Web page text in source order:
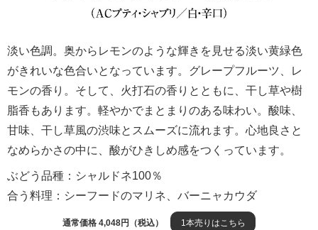
淡い色調。奥からレモンのような輝きを見せる淡い黄緑色
がきれいな色合いとなっています。グレープフルーツ、レ
モンの香り。そして、火打石の香りとともに、干し草や樹
脂香もあります。軽やかでまとまりのある味わい。酸味、
甘味、干し草風の渋味とスムーズに流れます。心地良さと
なめらかさの中に、酸がひきしめ感をつくっています。
ぶどう品種：シャルドネ100％
合う料理：シーフードのマリネ、バーニャカウダ
通常価格 4,048円（税込） 1本売りはこちら